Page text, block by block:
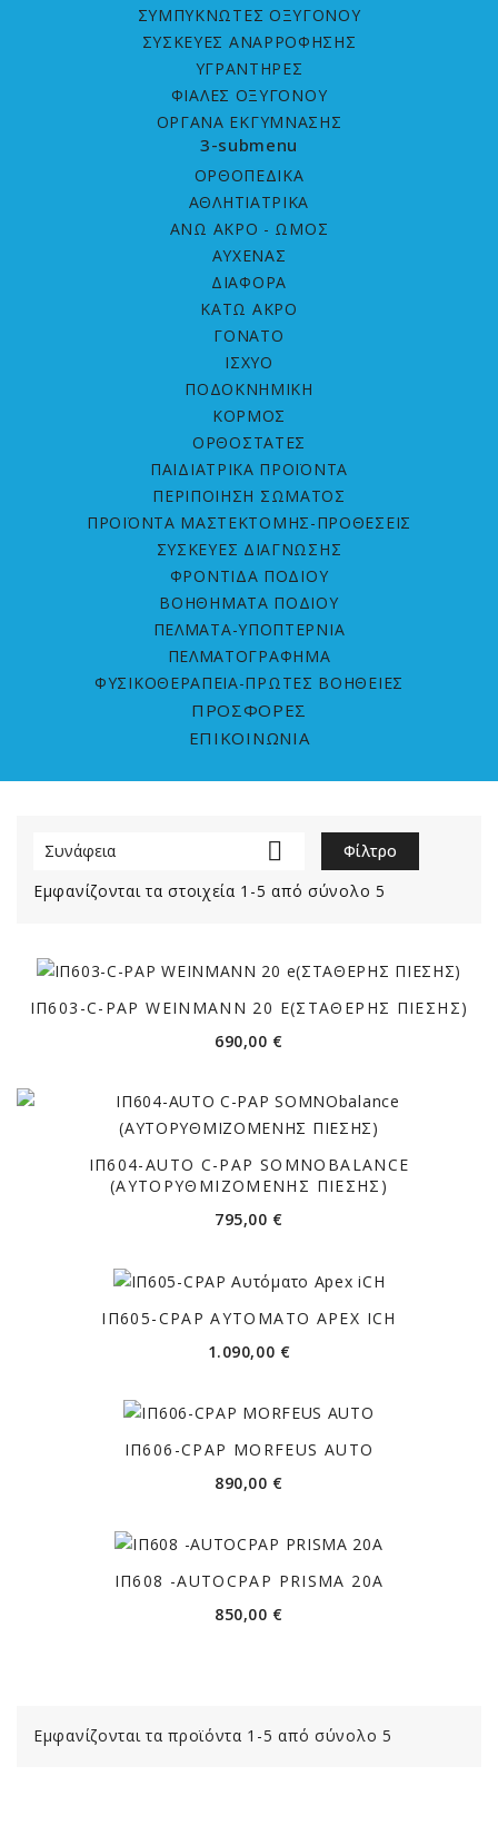
ΣΥΜΠΥΚΝΩΤΕΣ ΟΞΥΓΟΝΟΥ
ΣΥΣΚΕΥΕΣ ΑΝΑΡΡΟΦΗΣΗΣ
ΥΓΡΑΝΤΗΡΕΣ
ΦΙΑΛΕΣ ΟΞΥΓΟΝΟΥ
ΟΡΓΑΝΑ ΕΚΓΥΜΝΑΣΗΣ
3-submenu
ΟΡΘΟΠΕΔΙΚΑ
ΑΘΛΗΤΙΑΤΡΙΚΑ
ΑΝΩ ΑΚΡΟ - ΩΜΟΣ
ΑΥΧΕΝΑΣ
ΔΙΑΦΟΡΑ
ΚΑΤΩ ΑΚΡΟ
ΓΟΝΑΤΟ
ΙΣΧΥΟ
ΠΟΔΟΚΝΗΜΙΚΗ
ΚΟΡΜΟΣ
ΟΡΘΟΣΤΑΤΕΣ
ΠΑΙΔΙΑΤΡΙΚΑ ΠΡΟΪΟΝΤΑ
ΠΕΡΙΠΟΙΗΣΗ ΣΩΜΑΤΟΣ
ΠΡΟΪΟΝΤΑ ΜΑΣΤΕΚΤΟΜΗΣ-ΠΡΟΘΕΣΕΙΣ
ΣΥΣΚΕΥΕΣ ΔΙΑΓΝΩΣΗΣ
ΦΡΟΝΤΙΔΑ ΠΟΔΙΟΥ
ΒΟΗΘΗΜΑΤΑ ΠΟΔΙΟΥ
ΠΕΛΜΑΤΑ-ΥΠΟΠΤΕΡΝΙΑ
ΠΕΛΜΑΤΟΓΡΑΦΗΜΑ
ΦΥΣΙΚΟΘΕΡΑΠΕΙΑ-ΠΡΩΤΕΣ ΒΟΗΘΕΙΕΣ
ΠΡΟΣΦΟΡΕΣ
ΕΠΙΚΟΙΝΩΝΙΑ
Συνάφεια 
Φίλτρο
Εμφανίζονται τα στοιχεία 1-5 από σύνολο 5
ΙΠ603-C-PAP WEINMANN 20 E(ΣΤΑΘΕΡΗΣ ΠΙΕΣΗΣ)
690,00 €Τιμή
ΙΠ604-AUTO C-PAP SOMNOBALANCE
(ΑΥΤΟΡΥΘΜΙΖΟΜΕΝΗΣ ΠΙΕΣΗΣ)
795,00 €Τιμή
ΙΠ605-CPAP ΑΥΤΌΜΑΤΟ APEX ICH
1.090,00 €Τιμή
ΙΠ606-CPAP MORFEUS AUTO
890,00 €Τιμή
ΙΠ608 -AUTOCPAP PRISMA 20A
850,00 €Τιμή
Εμφανίζονται τα προϊόντα 1-5 από σύνολο 5